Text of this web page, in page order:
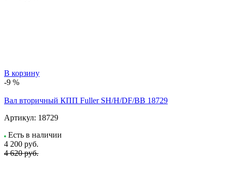
В корзину
-9 %
Вал вторичный КПП Fuller SH/H/DF/BB 18729
Артикул: 18729
Есть в наличии
4 200 руб.
4 620 руб.